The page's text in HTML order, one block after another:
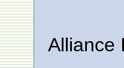
Alliance